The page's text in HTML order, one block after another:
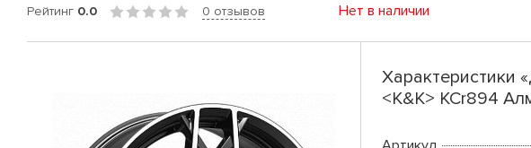
Рейтинг 0.0 0 отзывов Нет в наличии
Характеристики
<K&K> КСr894